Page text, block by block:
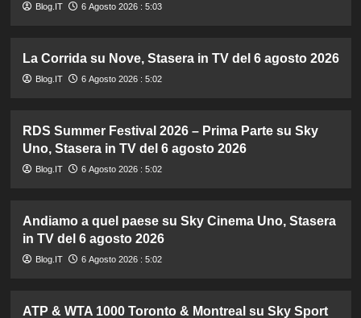
Blog.IT 6 Agosto 2026 : 5:03
La Corrida su Nove, Stasera in TV del 6 agosto 2026
Blog.IT 6 Agosto 2026 : 5:02
RDS Summer Festival 2026 – Prima Parte su Sky
Uno, Stasera in TV del 6 agosto 2026
Blog.IT 6 Agosto 2026 : 5:02
Andiamo a quel paese su Sky Cinema Uno, Stasera
in TV del 6 agosto 2026
Blog.IT 6 Agosto 2026 : 5:02
ATP & WTA 1000 Toronto & Montreal su Sky Sport